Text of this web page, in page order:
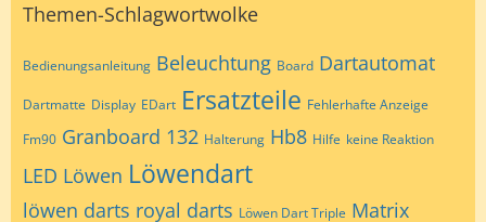
Themen-Schlagwortwolke
Bedienungsanleitung Beleuchtung Board Dartautomat
Dartmatte Display EDart Ersatzteile Fehlerhafte Anzeige
Fm90 Granboard 132 Halterung Hb8 Hilfe keine Reaktion
LED Löwen Löwendart
löwen darts royal darts Löwen Dart Triple Matrix